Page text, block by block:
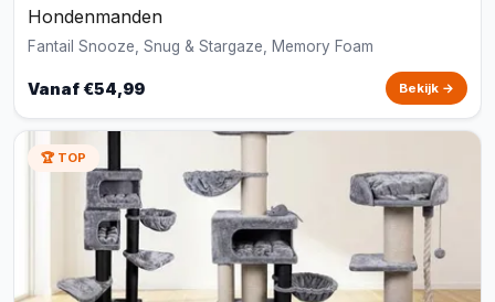
Hondenmanden
Fantail Snooze, Snug & Stargaze, Memory Foam
Vanaf €54,99 Bekijk →
🏆 TOP